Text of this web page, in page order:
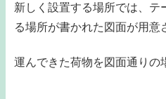
新しく設置する場所では、テ
る場所が書かれた図面が用意
運んできた荷物を図面通りの